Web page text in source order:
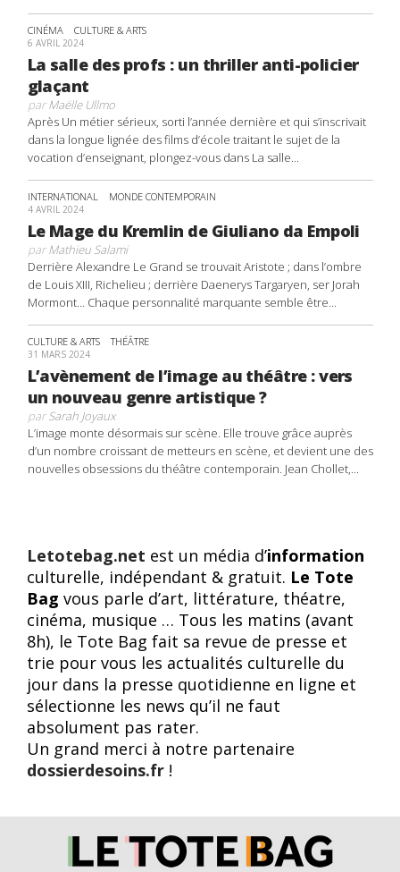
CINÉMA CULTURE & ARTS
6 AVRIL 2024
La salle des profs : un thriller anti-policier
glaçant
parMaëlle Ullmo
Après Un métier sérieux, sorti l’année dernière et qui s’inscrivait
dans la longue lignée des films d’école traitant le sujet de la
vocation d’enseignant, plongez-vous dans La salle...
INTERNATIONAL MONDE CONTEMPORAIN
4 AVRIL 2024
Le Mage du Kremlin de Giuliano da Empoli
parMathieu Salami
Derrière Alexandre Le Grand se trouvait Aristote ; dans l’ombre
de Louis XIII, Richelieu ; derrière Daenerys Targaryen, ser Jorah
Mormont… Chaque personnalité marquante semble être...
CULTURE & ARTS THÉÂTRE
31 MARS 2024
L’avènement de l’image au théâtre : vers
un nouveau genre artistique ?
parSarah Joyaux
L’image monte désormais sur scène. Elle trouve grâce auprès
d’un nombre croissant de metteurs en scène, et devient une des
nouvelles obsessions du théâtre contemporain. Jean Chollet,...
Letotebag.net est un média d’information
culturelle, indépendant & gratuit. Le Tote
Bag vous parle d’art, littérature, théatre,
cinéma, musique … Tous les matins (avant
8h), le Tote Bag fait sa revue de presse et
trie pour vous les actualités culturelle du
jour dans la presse quotidienne en ligne et
sélectionne les news qu’il ne faut
absolument pas rater.
Un grand merci à notre partenaire
dossierdesoins.fr !